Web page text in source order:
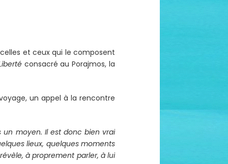
et ceux qui le composent
consacré au Porajmos, la
un appel à la rencontre
moyen. Il est donc bien vrai
lieux, quelques moments
à proprement parler, à lui